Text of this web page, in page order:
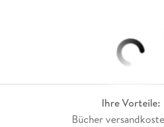
Ihre Vorteile:
Bücher